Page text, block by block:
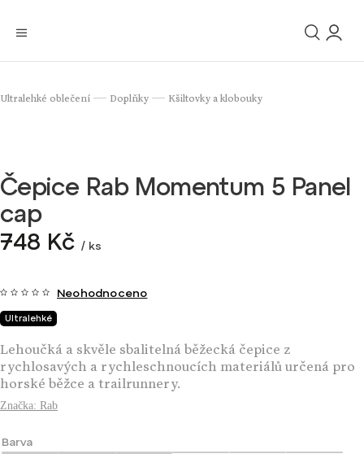
Ultralehké oblečení / Doplňky / Kšiltovky a klobouky
Čepice Rab Momentum 5 Panel
cap
748 Kč / ks
Ultralehké
Neohodnoceno
Lehoučká a skvěle sbalitelná běžecká čepice z
rychlosavých a rychleschnoucích materiálů určená pro
horské běžce a trailrunnery.
Značka: Rab
Barva